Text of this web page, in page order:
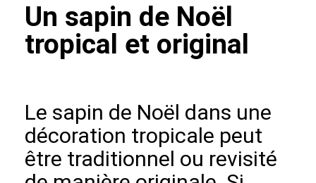
Un sapin de Noël
tropical et original
Le sapin de Noël dans une
décoration tropicale peut
être traditionnel ou revisité